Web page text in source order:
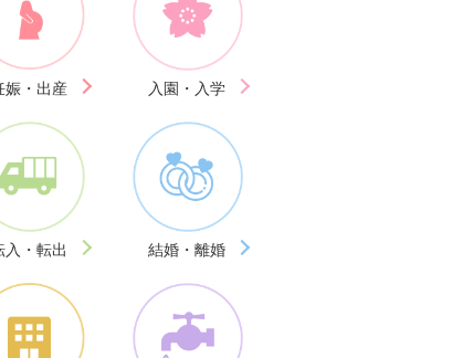
娠・出産 入園・入学
入・転出 結婚・離婚